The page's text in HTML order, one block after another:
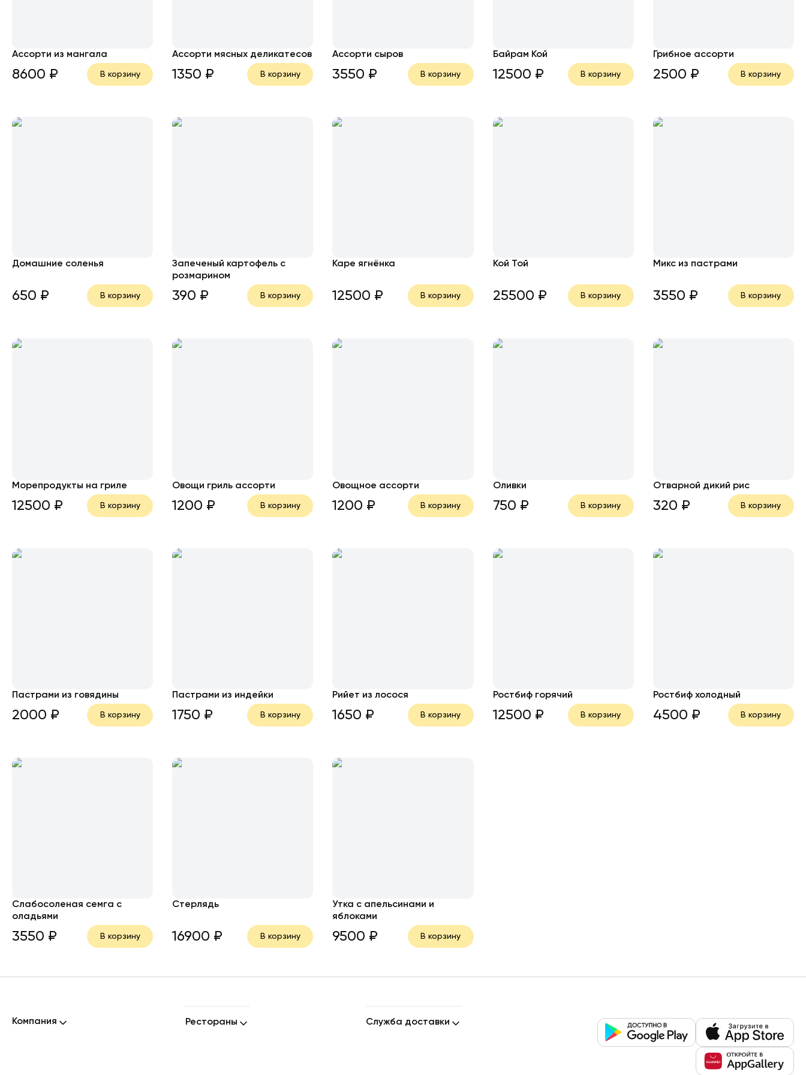
Ассорти из мангала
8600 ₽ В корзину
Ассорти мясных деликатесов
1350 ₽ В корзину
Ассорти сыров
3550 ₽ В корзину
Байрам Кой
12500 ₽ В корзину
Грибное ассорти
2500 ₽ В корзину
Домашние соленья
650 ₽ В корзину
Запеченый картофель с
розмарином
390 ₽ В корзину
Каре ягнёнка
12500 ₽ В корзину
Кой Той
25500 ₽ В корзину
Микс из пастрами
3550 ₽ В корзину
Морепродукты на гриле
12500 ₽ В корзину
Овощи гриль ассорти
1200 ₽ В корзину
Овощное ассорти
1200 ₽ В корзину
Оливки
750 ₽ В корзину
Отварной дикий рис
320 ₽ В корзину
Пастрами из говядины
2000 ₽ В корзину
Пастрами из индейки
1750 ₽ В корзину
Рийет из лосося
1650 ₽ В корзину
Ростбиф горячий
12500 ₽ В корзину
Ростбиф холодный
4500 ₽ В корзину
Слабосоленая семга с
оладьями
3550 ₽ В корзину
Стерлядь
16900 ₽ В корзину
Утка с апельсинами и
яблоками
9500 ₽ В корзину
Компания Рестораны Служба доставки